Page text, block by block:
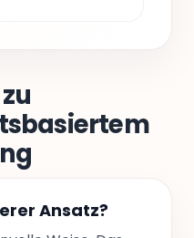
Ansatz?